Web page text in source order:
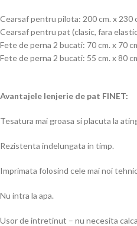
Cearsaf pentru pilota: 200 cm. x 230
Cearsaf pentru pat (clasic, fara
Fete de perna 2 bucati: 70 cm. x 70
Fete de perna 2 bucati: 55 cm. x 80
Avantajele lenjerie de pat FINET:
Tesatura mai groasa si placuta la
Rezistenta indelungata in timp.
Imprimata folosind cele mai noi
Nu intra la apa.
Usor de intretinut – nu necesita